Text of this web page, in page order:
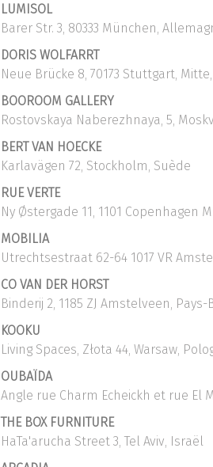
LUMISOL
Barer Str. 3, 80333 München,
DORIS WOLFARRT
Neue Brücke 8, 70173 Stuttgart,
BOOROOM GALLERY
Rostovskaya Naberezhnaya, 5,
BERT VAN HOECKE
Karlavägen 72, Stockholm, Suède
RUE VERTE
Ny Østergade 11, 1101 Copenhagen
MOBILIA
Utrechtsestraat 62-64 1017 VR
CO VAN DER HORST
Binderij 2, 1185 ZJ Amstelveen, Pays-
KOOKU
Living Spaces, Złota 44, Warsaw,
OUBAÏDA
Angle rue Charm Echeickh et rue El
THE BOX FURNITURE
HaTa'arucha Street 3, Tel Aviv, Israël